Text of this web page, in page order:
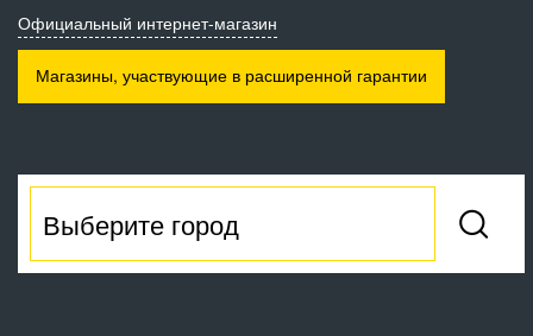
Официальный интернет-магазин
Магазины, участвующие в расширенной гарантии